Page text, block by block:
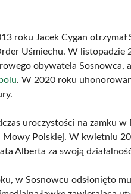
roku Jacek Cygan otrzymał
Uśmiechu. W listopadzie
obywatela Sosnowca,
. W 2020 roku
uroczystości na zamku w
Mowy Polskiej. W kwietniu
Alberta za swoją
w Sosnowcu odsłonięto